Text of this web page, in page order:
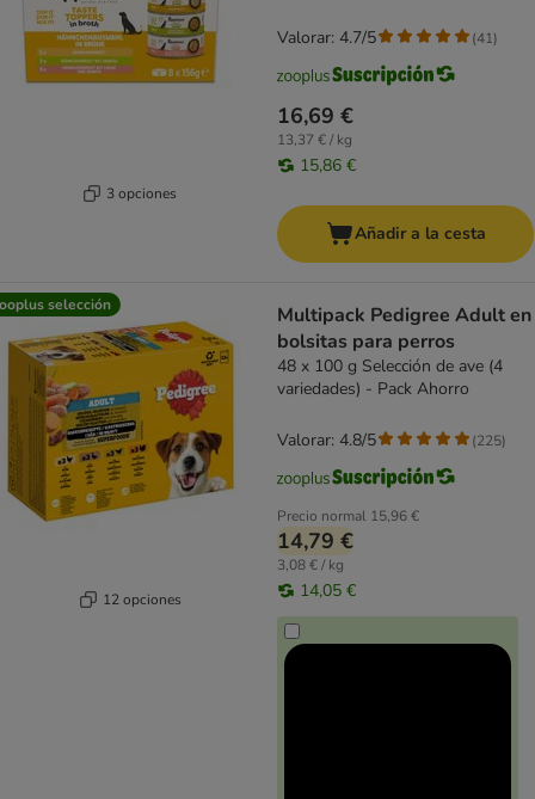
3 opciones
16,69 €
13,37 € / kg
15,86 €
Valorar: 4.7/5 (41)
Añadir a la cesta
selección
12 opciones
Multipack Pedigree Adult en
bolsitas para perros
48 x 100 g Selección de ave (4
variedades) - Pack Ahorro
Precio normal 15,96 €
14,79 €
3,08 € / kg
14,05 €
Valorar: 4.8/5 (225)